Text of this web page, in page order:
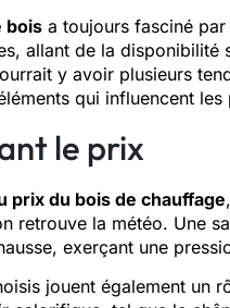
bois a toujours fasciné
allant de la
y avoir plusieurs
qui influencent les
le prix
prix du bois de chauffage
retrouve la météo. Une
exerçant une
jouent également un